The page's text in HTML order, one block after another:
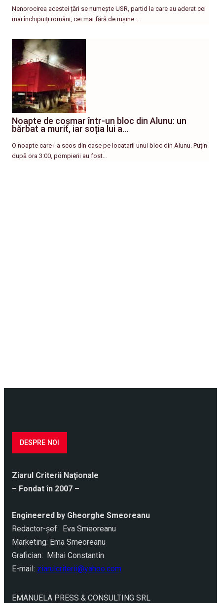
Nenorocirea acestei țări se numește USR, partid la care au aderat cei
mai închipuiți români, cei mai fără de rușine.…
Noapte de coșmar într-un bloc din Alunu: un
bărbat a murit, iar soția lui a…
O noapte care i-a scos din case pe locatarii unui bloc din Alunu. Puțin
după ora 3:00, pompierii au fost…
DESPRE NOI
Ziarul Criterii Naţionale
– Fondat în 2007 –
Engineered by Gheorghe Smeoreanu
Redactor-şef: Eva Smeoreanu
Marketing: Ema Smeoreanu
Grafician: Mihai Constantin
E-mail: ziarulcriterii@yahoo.com
EMANUELA PRESS & CONSULTING SRL